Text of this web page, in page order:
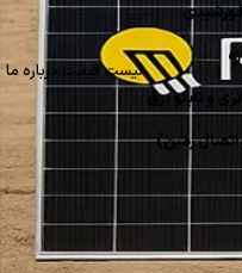
لیست قیمتدرباره ما